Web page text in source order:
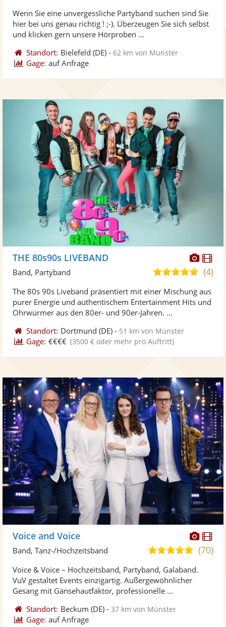
Fotos
5
Wenn Sie eine unvergessliche Partyband suchen sind Sie
hier bei uns genau richtig ! ;-). Überzeugen Sie sich selbst
und klicken gern unsere Hörproben ...
Standort: Bielefeld (DE) -62 km von Münster
Gage: auf Anfrage
Fotos
THE 80s90s LIVEBAND
5,0
5
(4)
Band, Partyband
The 80s 90s Liveband präsentiert mit einer Mischung aus
purer Energie und authentischem Entertainment Hits und
Ohrwürmer aus den 80er- und 90er-Jahren. ...
Standort: Dortmund (DE) - 51 km von Münster
Gage: €€€€ (3500 € oder mehr pro Auftritt)
Voice and Voice
5,0
5
(70)
Band, Tanz-/Hochzeitsband
Voice & Voice – Hochzeitsband, Partyband, Galaband.
VuV gestaltet Events einzigartig. Außergewöhnlicher
Gesang mit Gänsehautfaktor, professionelle ...
Standort: Beckum (DE) -37 km von Münster
Gage: auf Anfrage